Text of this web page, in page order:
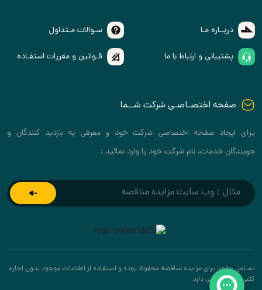
دربــاره مـا سـوالات مـتداول
پشتیبانی و ارتباط با ما قـوانین و مقررات استفـاده
صفحه اختصـاصـی شرکت شــما
برای ایجاد صفحه اختصاصی شرکت خود و معرفی به بازدید کنندگان و
جویندگان خدمات، نام شرکت خود را وارد نمائید :
تمـامی حقوق برای مزایده مناقصه محفوظ بوده و استفاده از اطلاعات موجود بدون اجازه
کتبی پیگرد قانونی دارد.